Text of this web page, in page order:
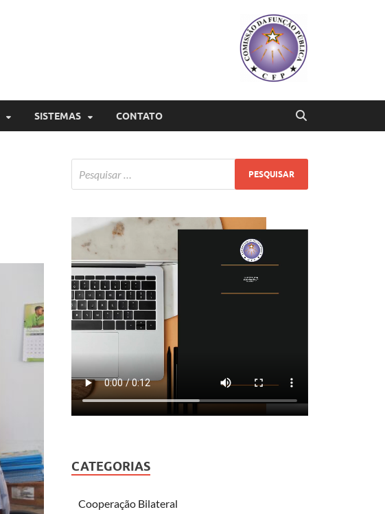
SISTEMAS CONTATO
CATEGORIAS
Cooperação Bilateral